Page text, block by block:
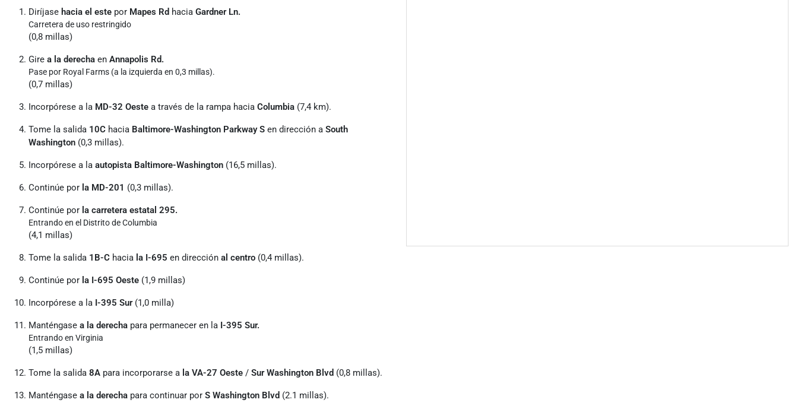
Diríjase hacia el este por Mapes Rd hacia Gardner Ln.
Carretera de uso restringido
(0,8 millas)
Gire a la derecha en Annapolis Rd.
Pase por Royal Farms (a la izquierda en 0,3 millas).
(0,7 millas)
Incorpórese a la MD-32 Oeste a través de la rampa hacia Columbia (7,4 km).
Tome la salida 10C hacia Baltimore-Washington Parkway S en dirección a South
Washington (0,3 millas).
Incorpórese a la autopista Baltimore-Washington (16,5 millas).
Continúe por la MD-201 (0,3 millas).
Continúe por la carretera estatal 295.
Entrando en el Distrito de Columbia
(4,1 millas)
Tome la salida 1B-C hacia la I-695 en dirección al centro (0,4 millas).
Continúe por la I-695 Oeste (1,9 millas)
Incorpórese a la I-395 Sur(1,0 milla)
Manténgase a la derecha para permanecer en la I-395 Sur.
Entrando en Virginia
(1,5 millas)
Tome la salida 8A para incorporarse a la VA-27 Oeste / Sur Washington Blvd (0,8 millas).
Manténgase a la derecha para continuar por S Washington Blvd (2.1 millas).